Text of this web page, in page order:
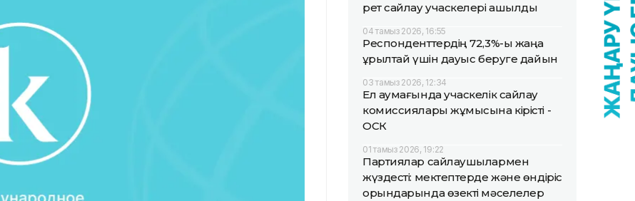
рет сайлау учаскелері ашылды
04 тамыз 2026, 16:55
Респонденттердің 72,3%-ы жаңа
Құрылтай үшін дауыс беруге дайын
03 тамыз 2026, 12:34
Ел аумағында учаскелік сайлау
комиссиялары жұмысына кірісті -
ОСК
01 тамыз 2026, 19:22
Партиялар сайлаушылармен
жүздесті: мектептерде және өндіріс
орындарында өзекті мәселелер